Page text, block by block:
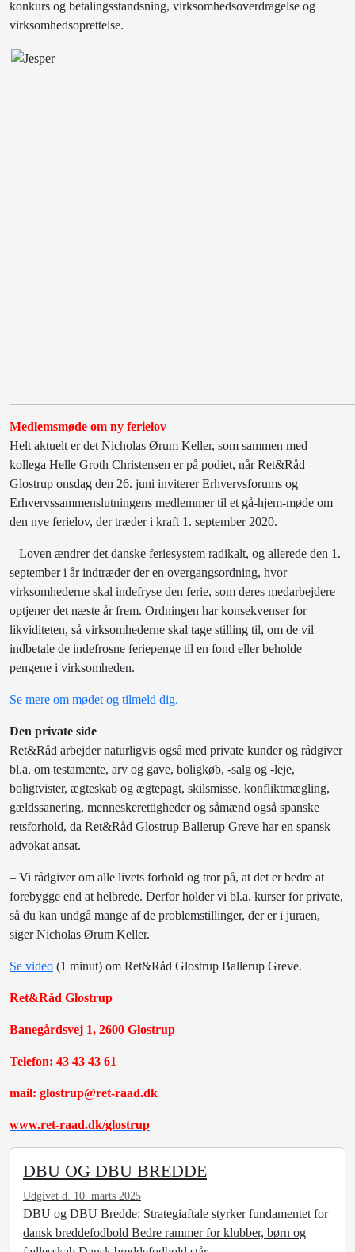
konkurs og betalingsstandsning, virksomhedsoverdragelse og
virksomhedsoprettelse.
Medlemsmøde om ny ferielov
Helt aktuelt er det Nicholas Ørum Keller, som sammen med
kollega Helle Groth Christensen er på podiet, når Ret&Råd
Glostrup onsdag den 26. juni inviterer Erhvervsforums og
Erhvervssammenslutningens medlemmer til et gå-hjem-møde om
den nye ferielov, der træder i kraft 1. september 2020.
– Loven ændrer det danske feriesystem radikalt, og allerede den 1.
september i år indtræder der en overgangsordning, hvor
virksomhederne skal indefryse den ferie, som deres medarbejdere
optjener det næste år frem. Ordningen har konsekvenser for
likviditeten, så virksomhederne skal tage stilling til, om de vil
indbetale de indefrosne feriepenge til en fond eller beholde
pengene i virksomheden.
Se mere om mødet og tilmeld dig.
Den private side
Ret&Råd arbejder naturligvis også med private kunder og rådgiver
bl.a. om testamente, arv og gave, boligkøb, -salg og -leje,
boligtvister, ægteskab og ægtepagt, skilsmisse, konfliktmægling,
gældssanering, menneskerettigheder og såmænd også spanske
retsforhold, da Ret&Råd Glostrup Ballerup Greve har en spansk
advokat ansat.
– Vi rådgiver om alle livets forhold og tror på, at det er bedre at
forebygge end at helbrede. Derfor holder vi bl.a. kurser for private,
så du kan undgå mange af de problemstillinger, der er i juraen,
siger Nicholas Ørum Keller.
Se video (1 minut) om Ret&Råd Glostrup Ballerup Greve.
Ret&Råd Glostrup
Banegårdsvej 1, 2600 Glostrup
Telefon: 43 43 43 61
mail: glostrup@ret-raad.dk
www.ret-raad.dk/glostrup
DBU OG DBU BREDDE
Udgivet d. 10. marts 2025
DBU og DBU Bredde: Strategiaftale styrker fundamentet for
dansk breddefodbold Bedre rammer for klubber, børn og